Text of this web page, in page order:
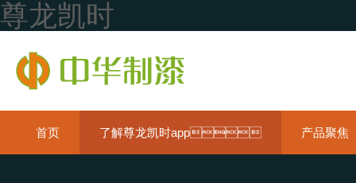
尊龙凯时
首页 了解尊龙凯时app 产品聚焦